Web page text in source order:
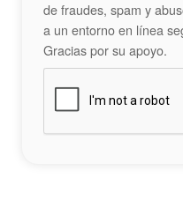
de fraudes, spam y
a un entorno en línea
Gracias por su apoyo.